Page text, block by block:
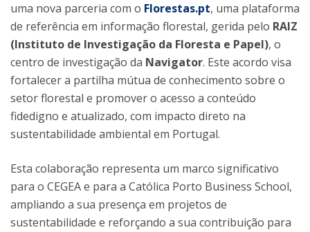
uma nova parceria com o Florestas.pt, uma plataforma
de referência em informação florestal, gerida pelo RAIZ
(Instituto de Investigação da Floresta e Papel), o
centro de investigação da Navigator. Este acordo visa
fortalecer a partilha mútua de conhecimento sobre o
setor florestal e promover o acesso a conteúdo
fidedigno e atualizado, com impacto direto na
sustentabilidade ambiental em Portugal.
Esta colaboração representa um marco significativo
para o CEGEA e para a Católica Porto Business School,
ampliando a sua presença em projetos de
sustentabilidade e reforçando a sua contribuição para